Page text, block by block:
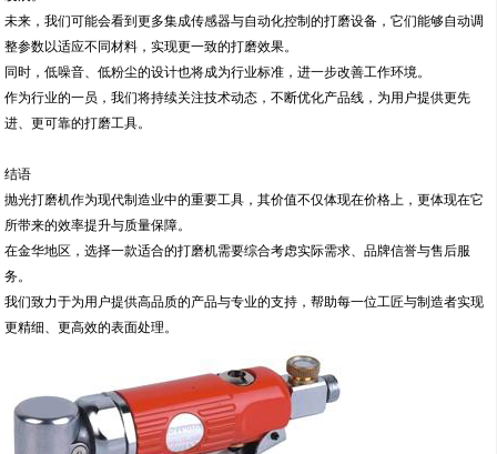
未来，我们可能会看到更多集成传感器与自动化控制的打磨设备，它们能够自动调
整参数以适应不同材料，实现更一致的打磨效果。
同时，低噪音、低粉尘的设计也将成为行业标准，进一步改善工作环境。
作为行业的一员，我们将持续关注技术动态，不断优化产品线，为用户提供更先
进、更可靠的打磨工具。
结语
抛光打磨机作为现代制造业中的重要工具，其价值不仅体现在价格上，更体现在它
所带来的效率提升与质量保障。
在金华地区，选择一款适合的打磨机需要综合考虑实际需求、品牌信誉与售后服
务。
我们致力于为用户提供高品质的产品与专业的支持，帮助每一位工匠与制造者实现
更精细、更高效的表面处理。